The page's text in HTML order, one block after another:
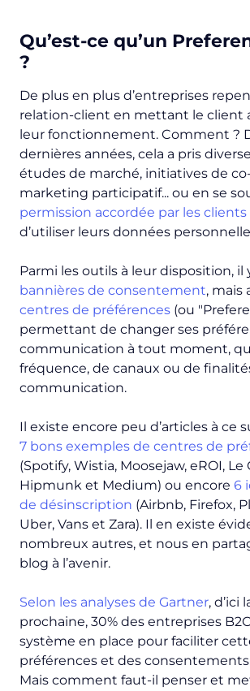
Qu’est-ce qu’un
?
De plus en plus d’entreprises
relation-client en mettant le client
leur fonctionnement. Comment ?
dernières années, cela a pris
études de marché, initiatives de
marketing participatif... ou en se
permission accordée par les clients
d’utiliser leurs données
Parmi les outils à leur disposition, il
bannières de consentement, mais
centres de préférences (ou
permettant de changer ses
communication à tout moment,
fréquence, de canaux ou de
communication.
Il existe encore peu d’articles à ce
7 bons exemples de centres de
(Spotify, Wistia, Moosejaw, eROI, Le
Hipmunk et Medium) ou encore 6
de désinscription (Airbnb, Firefox,
Uber, Vans et Zara). Il en existe
nombreux autres, et nous en
blog à l’avenir.
Selon les analyses de Gartner, d’ici
prochaine, 30% des entreprises
système en place pour faciliter
préférences et des
Mais comment faut-il penser et